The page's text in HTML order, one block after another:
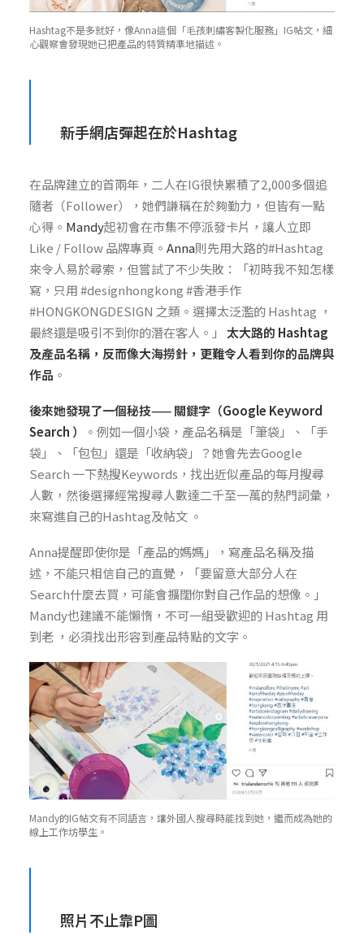
Hashtag不是多就好，像Anna這個「毛孩刺繡客製化服務」IG帖文，細
心觀察會發現她已把產品的特質精準地描述。
新手網店彈起在於Hashtag
在品牌建立的首兩年，二人在IG很快累積了2,000多個追
隨者（Follower），她們謙稱在於夠勤力，但皆有一點
心得。 Mandy起初會在市集不停派發卡片，讓人立即
Like / Follow 品牌專頁。 Anna則先用大路的#Hashtag
來令人易於尋索，但嘗試了不少失敗：「初時我不知怎樣
寫，只用 #designhongkong #香港手作
#HONGKONGDESIGN 之類。選擇太泛濫的 Hashtag ，
最終還是吸引不到你的潛在客人。」 太大路的 Hashtag
及產品名稱，反而像大海撈針，更難令人看到你的品牌與
作品 。
後來她發現了一個秘技—— 關鍵字（Google Keyword
Search ）
。例如一個小袋，產品名稱是「筆袋」、「手
袋」、「包包」還是「收納袋」？她會先去Google
Search 一下熱搜Keywords，找出近似產品的每月搜尋
人數，然後選擇經常搜尋人數達二千至一萬的熱門詞彙，
來寫進自己的Hashtag及帖文 。
Anna提醒即使你是「產品的媽媽」，寫產品名稱及描
述，不能只相信自己的直覺，「要留意大部分人在
Search什麼去買，可能會擴闊你對自己作品的想像。」
Mandy也建議不能懶惰，不可一組受歡迎的 Hashtag 用
到老 ，必須找出形容到產品特點的文字。
Mandy的IG帖文有不同語言，讓外國人搜尋時能找到她，繼而成為她的
線上工作坊學生。
照片不止靠P圖